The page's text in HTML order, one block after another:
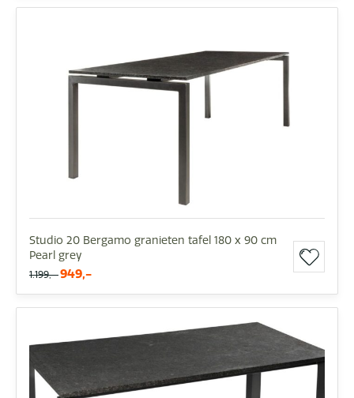
Studio 20 Bergamo granieten tafel 180 x 90 cm
Pearl grey
1.199,- 949,-